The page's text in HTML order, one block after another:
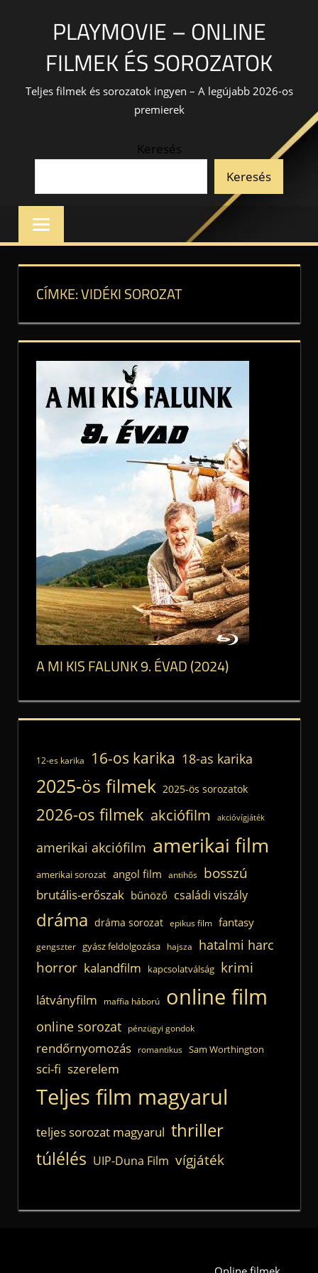
PLAYMOVIE – ONLINE
FILMEK ÉS SOROZATOK
Teljes filmek és sorozatok ingyen – A legújabb 2026-os
premierek
Keresés
Keresés
CÍMKE:VIDÉKI SOROZAT
A MI KIS FALUNK 9. ÉVAD (2024)
12-es karika 16-os karika 18-as karika
2025-ös filmek 2025-ös sorozatok
2026-os filmek akciófilm akcióvígjáték
amerikai akciófilm amerikai film
amerikai sorozat angol film antihős bosszú
brutális-erőszak bűnöző családi viszály
dráma dráma sorozat epikus film fantasy
gengszter gyász feldolgozása hajsza hatalmi harc
horror kalandfilm kapcsolatválság krimi
látványfilm maffia háború online film
online sorozat pénzügyi gondok
rendőrnyomozás romantikus Sam Worthington
sci-fi szerelem
Teljes film magyarul
teljes sorozat magyarul thriller
túlélés UIP-Duna Film vígjáték